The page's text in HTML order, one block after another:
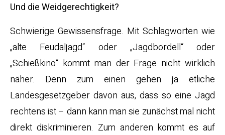
Und die Weidgerechtigkeit?
Schwierige Gewissensfrage. Mit Schlagworten wie
„alte Feudaljagd“ oder „Jagdbordell“ oder
„Schießkino“ kommt man der Frage nicht wirklich
näher. Denn zum einen gehen ja etliche
Landesgesetzgeber davon aus, dass so eine Jagd
rechtens ist – dann kann man sie zunächst mal nicht
direkt diskriminieren. Zum anderen kommt es auf